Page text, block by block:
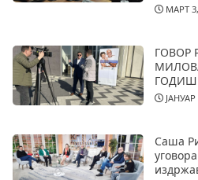
МАРТ 3,
ГОВОР
ЈАНУАР
Саша